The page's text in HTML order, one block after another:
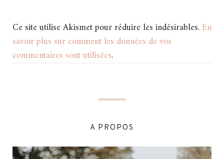
Ce site utilise Akismet pour réduire les indésirables.En
savoir plus sur comment les données de vos
commentaires sont utilisées.
A PROPOS